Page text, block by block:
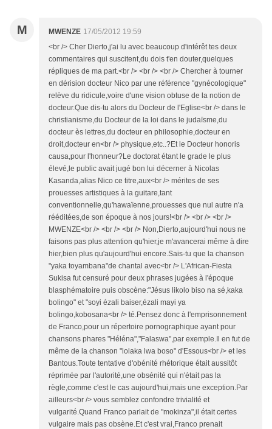
M MWENZE 17/05/2012 19:59
<br /> Cher Dierto,j'ai lu avec beaucoup d'intérêt tes deux
commentaires qui suscitent,du dois t'en douter,quelques
répliques de ma part.<br /> <br /> <br /> Chercher à tourner
en dérision docteur Nico par une référence "gynécologique"
relève du ridicule,voire d'une vision obtuse de la notion de
docteur.Que dis-tu alors du Docteur de l'Eglise<br /> dans le
christianisme,du Docteur de la loi dans le judaïsme,du
docteur ès lettres,du docteur en philosophie,docteur en
droit,docteur en<br /> physique,etc..?Et le Docteur honoris
causa,pour l'honneur?Le doctorat étant le grade le plus
élevé,le public avait jugé bon lui décerner à Nicolas
Kasanda,alias Nico ce titre,aux<br /> mérites de ses
prouesses artistiques à la guitare,tant
conventionnelle,qu'hawaïenne,prouesses que nul autre n'a
rééditées,de son époque à nos jours!<br /> <br /> <br />
MWENZE<br /> <br /> <br /> Non,Dierto,aujourd'hui nous ne
faisons pas plus attention qu'hier,je m'avancerai même à dire
hier,bien plus qu'aujourd'hui encore.Sais-tu que la chanson
"yaka toyambana"de chantal avec<br /> L'African-Fiesta
Sukisa fut censuré pour deux phrases jugées à l'époque
blasphématoire puis obscène:"Jésus likolo biso na sé,kaka
bolingo" et "soyi ézali baiser,ézali mayi ya
bolingo,kobosana<br /> té.Pensez donc à l'emprisonnement
de Franco,pour un répertoire pornographique ayant pour
chansons phares "Héléna","Falaswa",par exemple.Il en fut de
même de la chanson "lolaka lwa boso" d'Essous<br /> et les
Bantous.Toute tentative d'obénité rhétorique était aussitôt
réprimée par l'autorité,une obsénité qui n'était pas la
règle,comme c'est le cas aujourd'hui,mais une exception.Par
ailleurs<br /> vous semblez confondre trivialité et
vulgarité.Quand Franco parlait de "mokinza",il était certes
vulgaire mais pas obsène.Et c'est vrai,Franco prenait